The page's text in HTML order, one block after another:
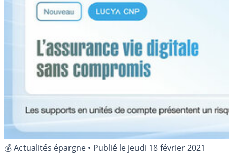
💰 Actualités épargne • Publié le jeudi 18 février 2021